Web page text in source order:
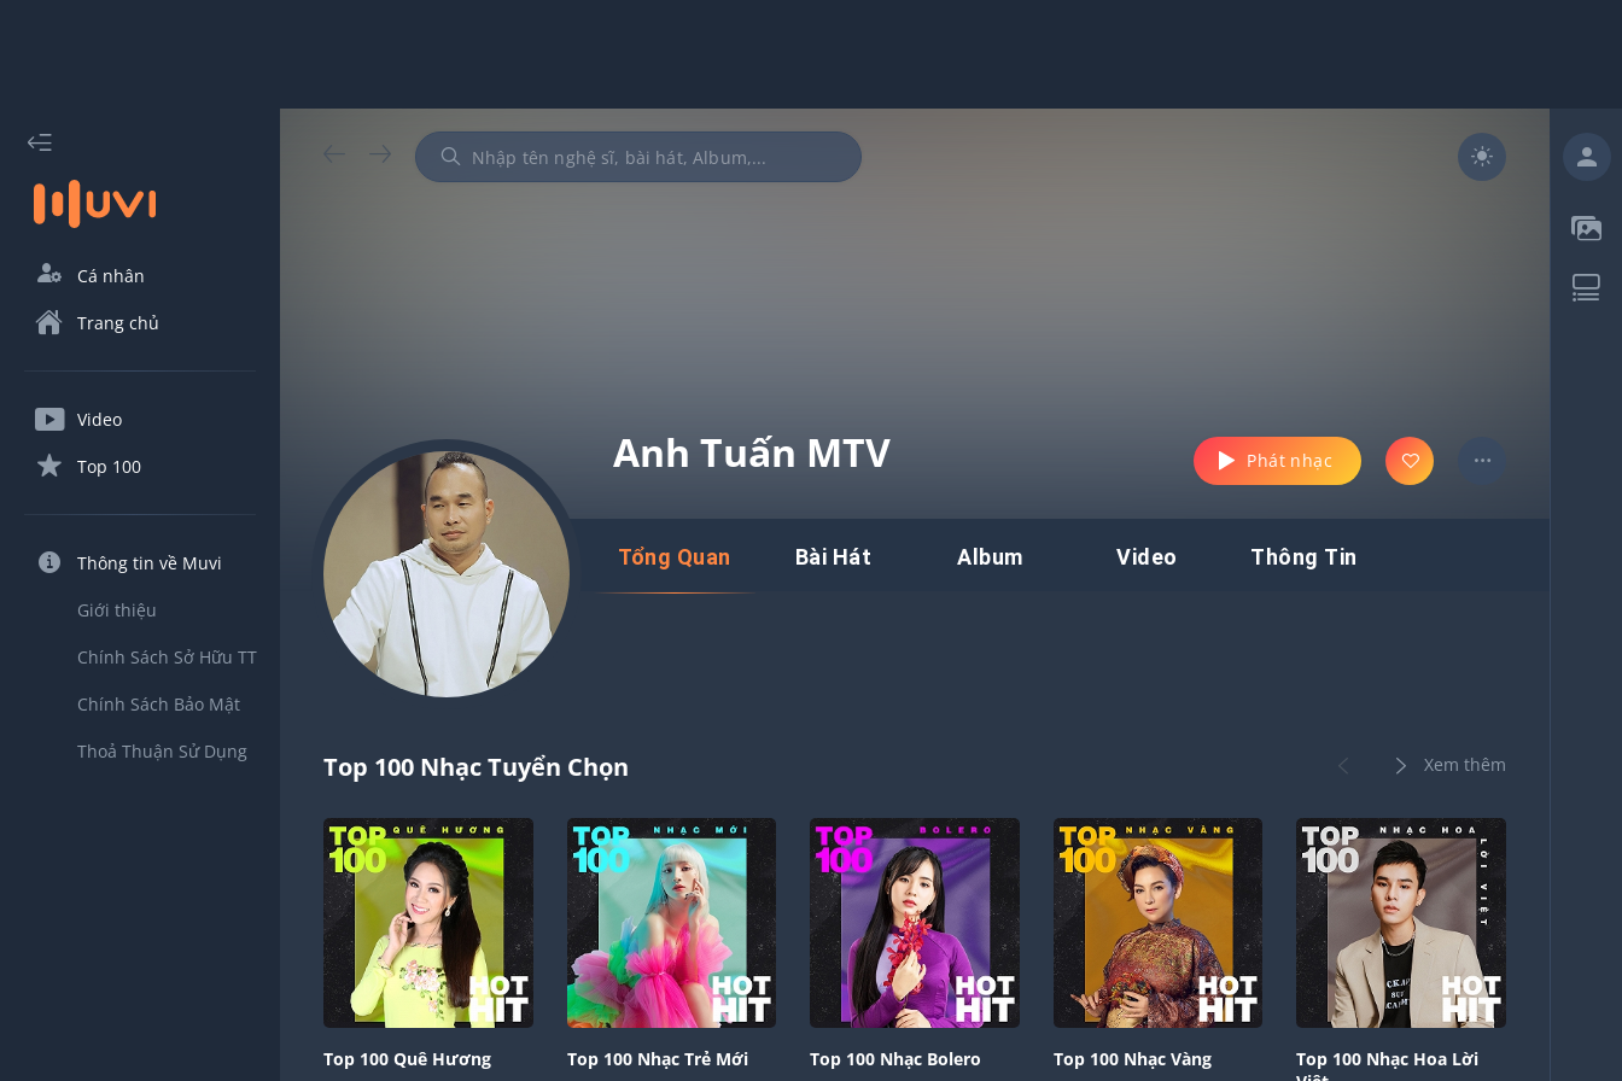
Cá nhân
Trang chủ
Video
Top 100
Thông tin về Muvi
Giới thiệu
Chính Sách Sở Hữu TT
Chính Sách Bảo Mật
Thoả Thuận Sử Dụng
Anh Tuấn MTV Phát nhạc
Tổng Quan Bài Hát Album Video Thông Tin
Top 100 Nhạc Tuyển Chọn Xem thêm
Top 100 Quê Hương Top 100 Nhạc Trẻ Mới Top 100 Nhạc Bolero Top 100 Nhạc Vàng
Top 100 Nhạc Hoa Lời